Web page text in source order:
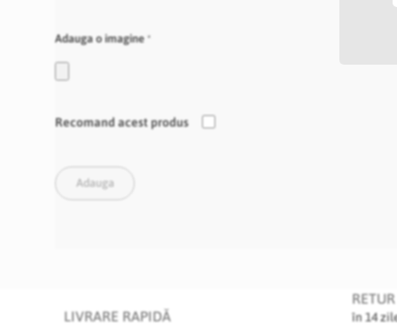
Adauga o imagine
Recomand acest produs
Adauga
LIVRARE RAPIDĂ
în 14